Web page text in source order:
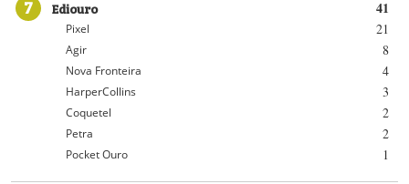
7 41
Ediouro
21
Pixel
8
Agir
4
Nova Fronteira
3
HarperCollins
2
Coquetel
2
Petra
1
Pocket Ouro